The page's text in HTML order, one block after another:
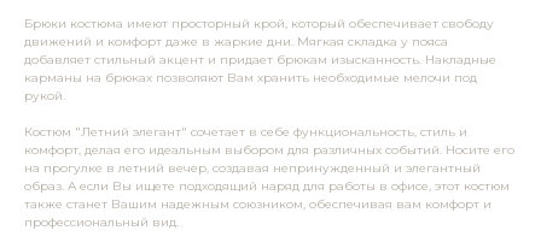
Брюки костюма имеют просторный крой, который обеспечивает свободу
движений и комфорт даже в жаркие дни. Мягкая складка у пояса
добавляет стильный акцент и придает брюкам изысканность. Накладные
карманы на брюках позволяют Вам хранить необходимые мелочи под
рукой.
Костюм "Летний элегант" сочетает в себе функциональность, стиль и
комфорт, делая его идеальным выбором для различных событий. Носите его
на прогулке в летний вечер, создавая непринужденный и элегантный
образ. А если Вы ищете подходящий наряд для работы в офисе, этот костюм
также станет Вашим надежным союзником, обеспечивая вам комфорт и
профессиональный вид.